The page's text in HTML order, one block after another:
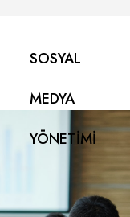
SOSYAL
MEDYA
YÖNETIMI